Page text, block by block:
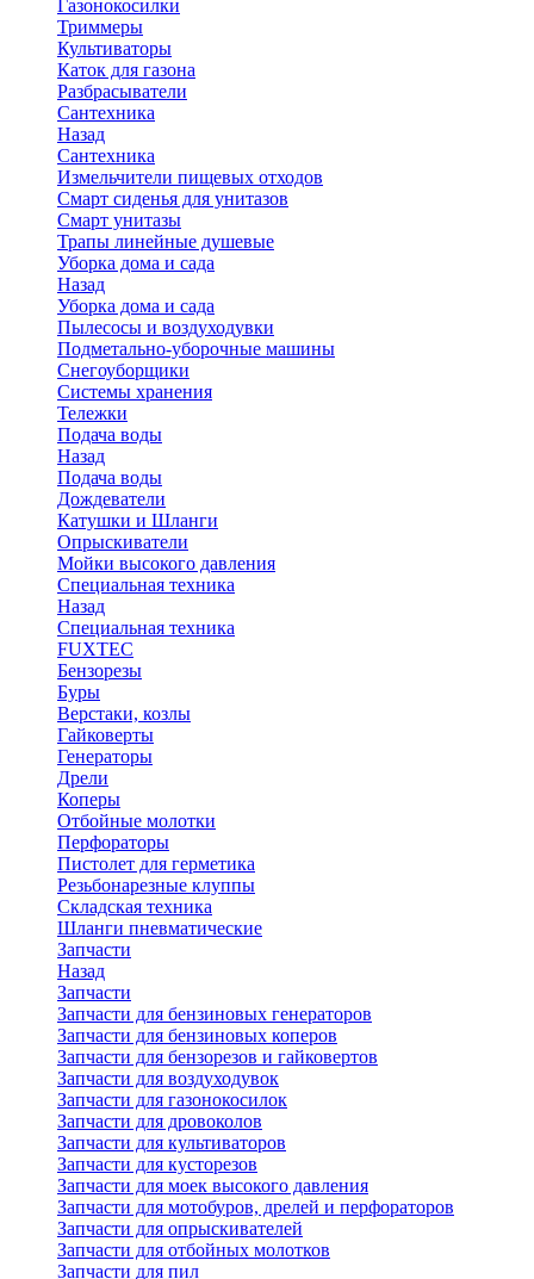
Газонокосилки
Триммеры
Культиваторы
Каток для газона
Разбрасыватели
Сантехника
Назад
Сантехника
Измельчители пищевых отходов
Смарт сиденья для унитазов
Смарт унитазы
Трапы линейные душевые
Уборка дома и сада
Назад
Уборка дома и сада
Пылесосы и воздуходувки
Подметально-уборочные машины
Снегоуборщики
Системы хранения
Тележки
Подача воды
Назад
Подача воды
Дождеватели
Катушки и Шланги
Опрыскиватели
Мойки высокого давления
Специальная техника
Назад
Специальная техника
FUXTEC
Бензорезы
Буры
Верстаки, козлы
Гайковерты
Генераторы
Дрели
Коперы
Отбойные молотки
Перфораторы
Пистолет для герметика
Резьбонарезные клуппы
Складская техника
Шланги пневматические
Запчасти
Назад
Запчасти
Запчасти для бензиновых генераторов
Запчасти для бензиновых коперов
Запчасти для бензорезов и гайковертов
Запчасти для воздуходувок
Запчасти для газонокосилок
Запчасти для дровоколов
Запчасти для культиваторов
Запчасти для кусторезов
Запчасти для моек высокого давления
Запчасти для мотобуров, дрелей и перфораторов
Запчасти для опрыскивателей
Запчасти для отбойных молотков
Запчасти для пил